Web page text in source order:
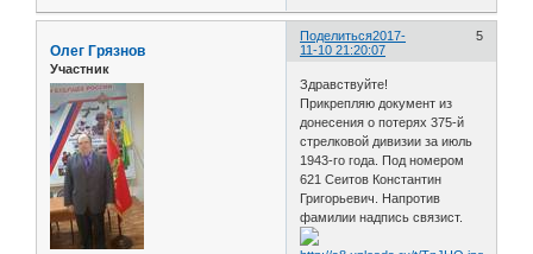
Поделиться 5
2017-
11-10 21:20:07
Олег Грязнов
Участник
Здравствуйте!
Прикрепляю документ из
донесения о потерях 375-й
стрелковой дивизии за июль
1943-го года. Под номером
621 Сеитов Константин
Григорьевич. Напротив
фамилии надпись связист.